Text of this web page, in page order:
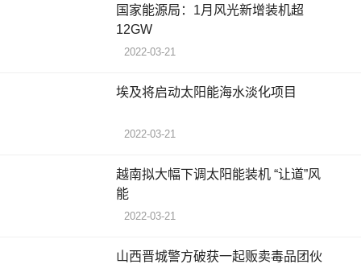
国家能源局：1月风光新增装机超
12GW
2022-03-21
埃及将启动太阳能海水淡化项目
2022-03-21
越南拟大幅下调太阳能装机 “让道”风
能
2022-03-21
山西晋城警方破获一起贩卖毒品团伙